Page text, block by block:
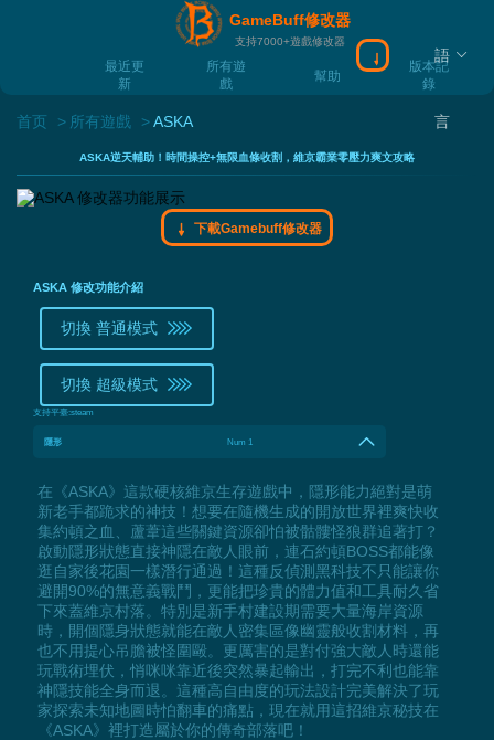
GameBuff修改器
支持7000+遊戲修改器
最近更
新
所有遊
戲
幫助
版本記
錄
下載Gamebuff
語
言
首页 所有遊戲 ASKA
ASKA逆天輔助！時間操控+無限血條收割，維京霸業零壓力爽文攻略
下載Gamebuff修改器
ASKA 修改功能介紹
切換 普通模式
切換 超級模式
支持平臺:steam
隱形 Num 1
在《ASKA》這款硬核維京生存遊戲中，隱形能力絕對是萌
新老手都跪求的神技！想要在隨機生成的開放世界裡爽快收
集約頓之血、蘆葦這些關鍵資源卻怕被骷髏怪狼群追著打？
啟動隱形狀態直接神隱在敵人眼前，連石約頓BOSS都能像
逛自家後花園一樣潛行通過！這種反偵測黑科技不只能讓你
避開90%的無意義戰鬥，更能把珍貴的體力值和工具耐久省
下來蓋維京村落。特別是新手村建設期需要大量海岸資源
時，開個隱身狀態就能在敵人密集區像幽靈般收割材料，再
也不用提心吊膽被怪圍毆。更厲害的是對付強大敵人時還能
玩戰術埋伏，悄咪咪靠近後突然暴起輸出，打完不利也能靠
神隱技能全身而退。這種高自由度的玩法設計完美解決了玩
家探索未知地圖時怕翻車的痛點，現在就用這招維京秘技在
《ASKA》裡打造屬於你的傳奇部落吧！